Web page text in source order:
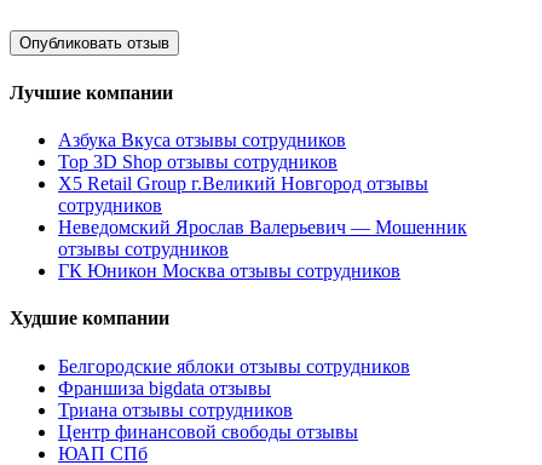
Лучшие компании
Азбука Вкуса отзывы сотрудников
Top 3D Shop отзывы сотрудников
X5 Retail Group г.Великий Новгород отзывы
сотрудников
Неведомский Ярослав Валерьевич — Мошенник
отзывы сотрудников
ГК Юникон Москва отзывы сотрудников
Худшие компании
Белгородские яблоки отзывы сотрудников
Франшиза bigdata отзывы
Триана отзывы сотрудников
Центр финансовой свободы отзывы
ЮАП СПб